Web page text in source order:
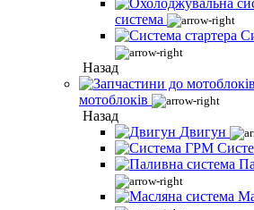
система
Назад
мотоблоків
Назад
Двигун